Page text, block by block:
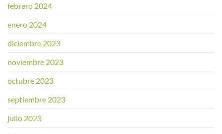
febrero 2024
enero 2024
diciembre 2023
noviembre 2023
octubre 2023
septiembre 2023
julio 2023